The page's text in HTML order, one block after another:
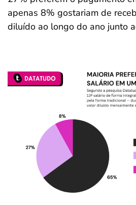
apenas 8% gostariam de
diluído ao longo do ano junto